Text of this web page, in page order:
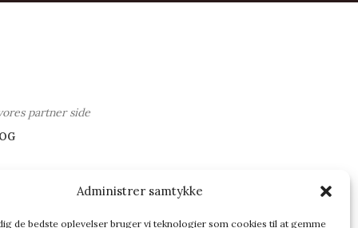
Administrer samtykke
de bedste oplevelser bruger vi teknologier som cookies til at gemme
partner side